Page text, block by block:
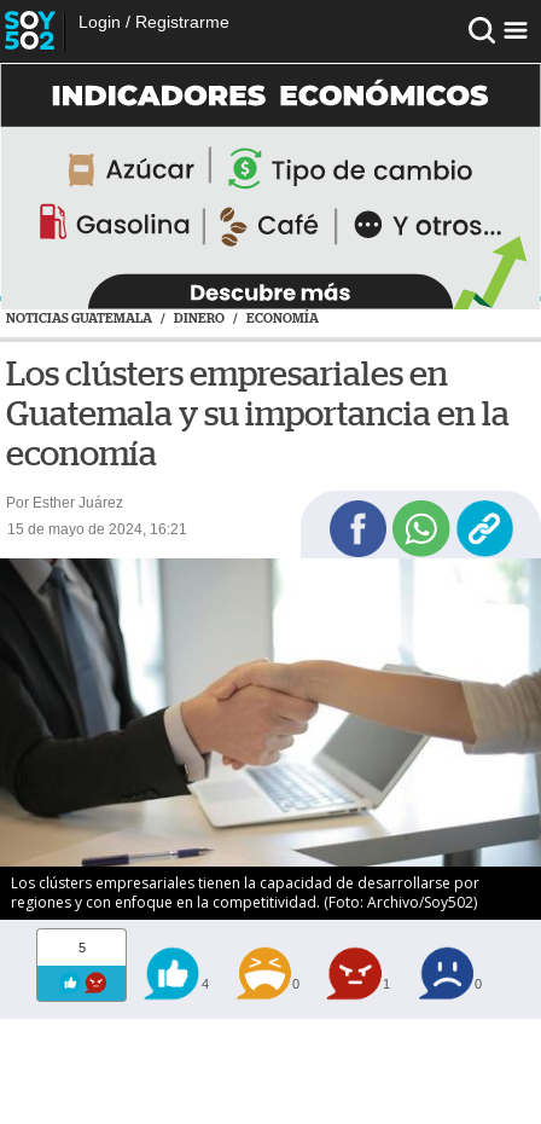
Login / Registrarme
NOTICIAS GUATEMALA / DINERO / ECONOMÍA
Los clústers empresariales en
Guatemala y su importancia en la
economía
Por Esther Juárez
15 de mayo de 2024, 16:21
Los clústers empresariales tienen la capacidad de desarrollarse por
regiones y con enfoque en la competitividad. (Foto: Archivo/Soy502)
5
4 0 1 0